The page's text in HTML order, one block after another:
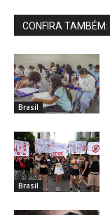
CONFIRA TAMBÉM:
Brasil
Brasil